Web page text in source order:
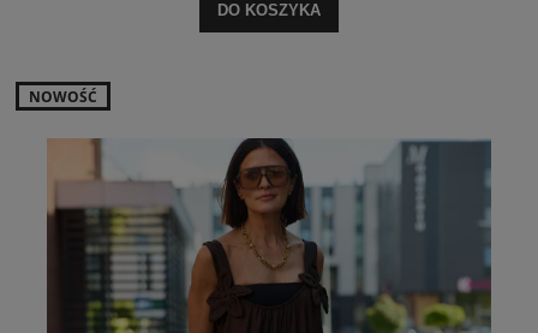
DO KOSZYKA
NOWOŚĆ